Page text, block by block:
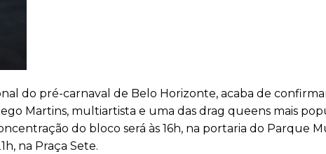
do pré-carnaval de Belo Horizonte, acaba de
Martins, multiartista e uma das drag queens mais
do bloco será às 16h, na portaria do Parque
na Praça Sete.